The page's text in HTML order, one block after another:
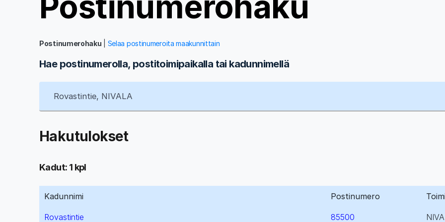
Postinumerohaku Selaa postinumeroita maakunnittain
Hae postinumerolla, postitoimipaikalla tai kadunnimellä
Hakutulokset
Kadut: 1 kpl
Kadunnimi Postinumero
Rovastintie 85500